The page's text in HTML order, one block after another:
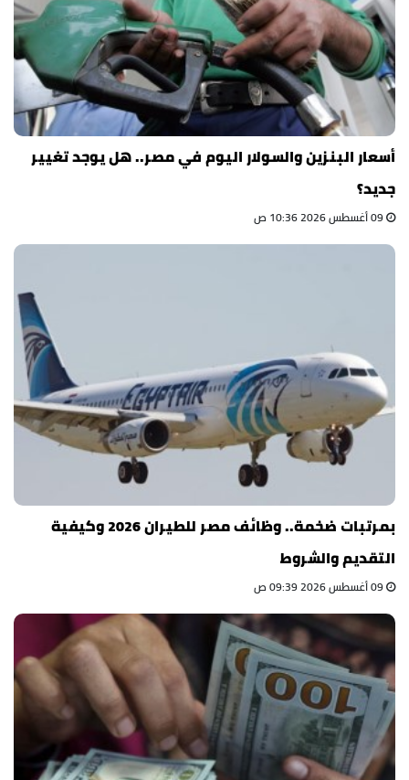
أسعار البنزين والسولار اليوم في مصر.. هل يوجد تغيير
جديد؟
بمرتبات ضخمة.. وظائف مصر للطيران 2026 وكيفية
التقديم والشروط